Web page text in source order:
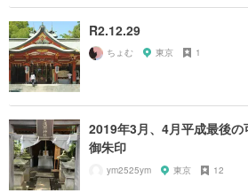
R2.12.29
ちょむ 東京 1
2019年3月、4月平成最後
御朱印
ym2525ym 東京 12